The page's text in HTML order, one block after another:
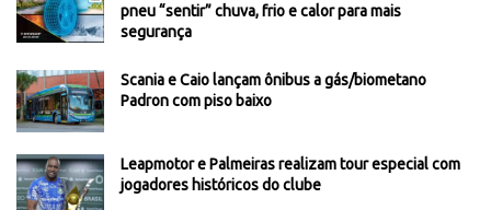
pneu “sentir” chuva, frio e calor para mais
segurança
Scania e Caio lançam ônibus a gás/biometano
Padron com piso baixo
Leapmotor e Palmeiras realizam tour especial com
jogadores históricos do clube